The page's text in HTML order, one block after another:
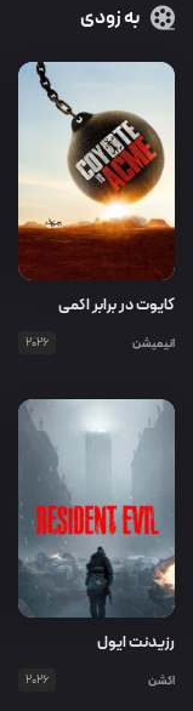
به زودی
کایوت در برابر اکمی
انیمیشن 2026
رزیدنت ایول
اکشن 2026